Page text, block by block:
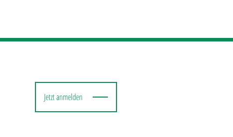
Jetzt anmelden